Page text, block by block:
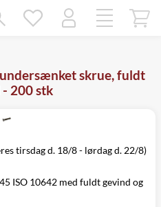
skrue, fuldt
200 stk
tirsdag d. 18/8 - lørdag d. 22/8)
ISO 10642 med fuldt gevind og